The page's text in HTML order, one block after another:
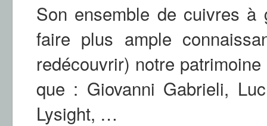
Son ensemble de cuivres à
faire plus ample
redécouvrir) notre
que : Giovanni Gabrieli,
Lysight, …